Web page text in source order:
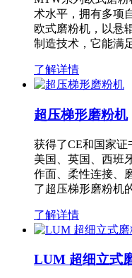
术水平，拥有多项
欧式磨粉机，以悬
制造技术，它能满
了解详情
超压梯形磨粉机
获得了CE和国家证
美国、英国、西班
作面、柔性连接、
了超压梯形磨粉机
了解详情
LUM 超细立式